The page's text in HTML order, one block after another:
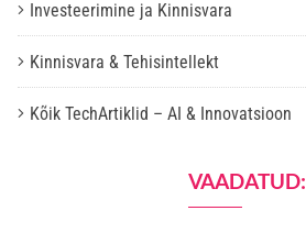
Investeerimine ja Kinnisvara
Kinnisvara & Tehisintellekt
Kõik TechArtiklid – AI & Innovatsioon
VAADATUD: